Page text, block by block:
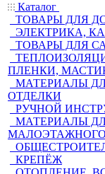
Каталог
ТОВАРЫ ДЛЯ
ЭЛЕКТРИКА,
ТОВАРЫ ДЛЯ
ПЛЕНКИ,
МАТЕРИАЛЫ
ОТДЕЛКИ
РУЧНОЙ
МАТЕРИАЛЫ
МАЛОЭТАЖНОГО
КРЕПЁЖ